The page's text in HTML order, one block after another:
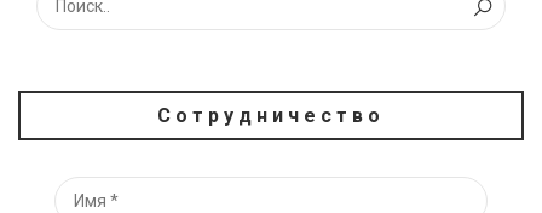
Сотрудничество